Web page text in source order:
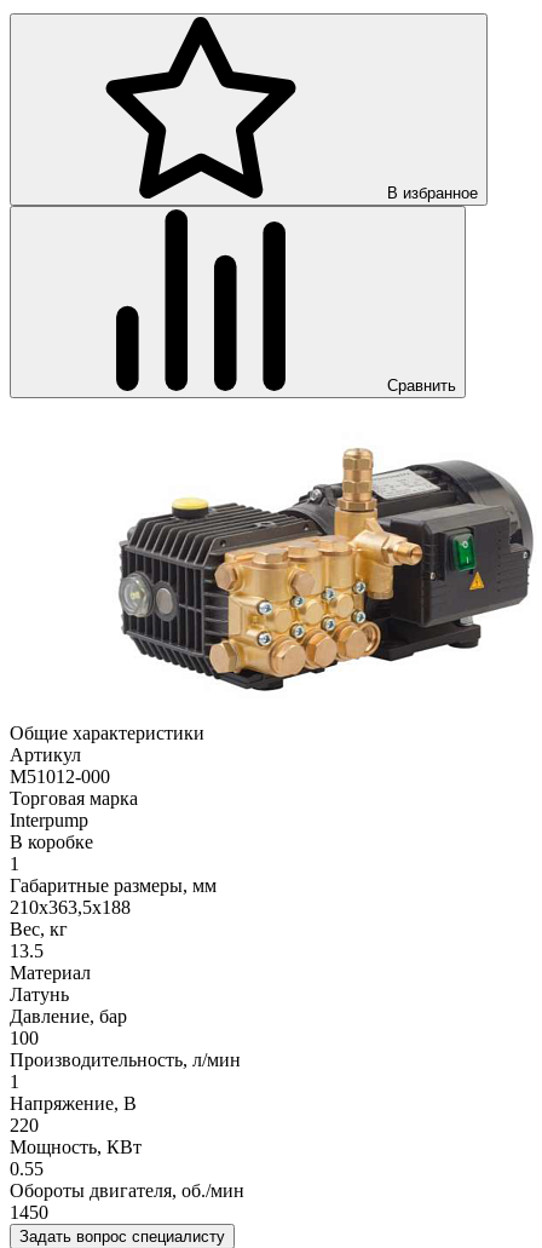
В избранное
Сравнить
Общие характеристики
Артикул
M51012-000
Торговая марка
Interpump
В коробке
1
Габаритные размеры, мм
210x363,5x188
Вес, кг
13.5
Материал
Латунь
Давление, бар
100
Производительность, л/мин
1
Напряжение, В
220
Мощность, КВт
0.55
Обороты двигателя, об./мин
1450
Задать вопрос специалисту